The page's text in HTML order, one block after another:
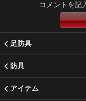
コメントを記
足防具
防具
アイテム